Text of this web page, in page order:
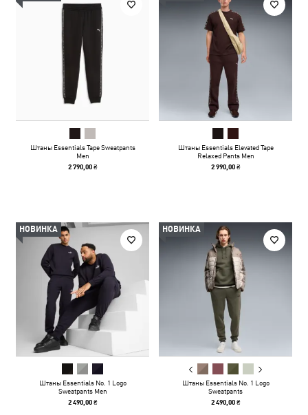
Штаны Essentials Tape Sweatpants
Men
2 790,00 ₴
Штаны Essentials Elevated Tape
Relaxed Pants Men
2 990,00 ₴
НОВИНКА
Штаны Essentials No. 1 Logo
Sweatpants Men
2 490,00 ₴
НОВИНКА
Штаны Essentials No. 1 Logo
Sweatpants
2 490,00 ₴